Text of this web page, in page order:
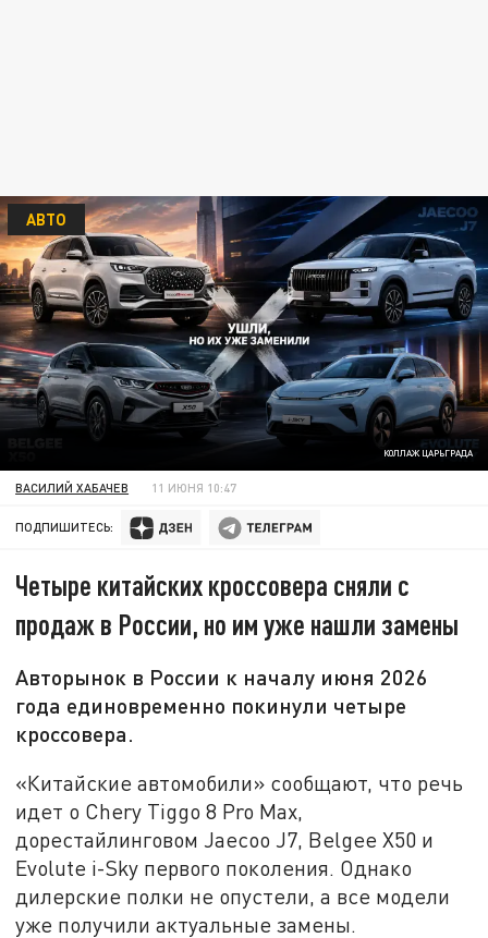
КОЛЛАЖ ЦАРЬГРАДА
АВТО
ВАСИЛИЙ ХАБАЧЕВ 11 ИЮНЯ 10:47
ПОДПИШИТЕСЬ:
Четыре китайских кроссовера сняли с
продаж в России, но им уже нашли замены
Авторынок в России к началу июня 2026
года единовременно покинули четыре
кроссовера.
«Китайские автомобили» сообщают, что речь
идет о Chery Tiggo 8 Pro Max,
дорестайлинговом Jaecoo J7, Belgee X50 и
Evolute i-Sky первого поколения. Однако
дилерские полки не опустели, а все модели
уже получили актуальные замены.